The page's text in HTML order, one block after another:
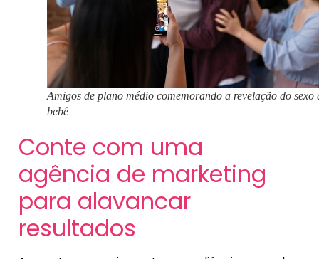
Amigos de plano médio comemorando a revelação do sexo
bebê
Conte com uma
agência de marketing
para alavancar
resultados